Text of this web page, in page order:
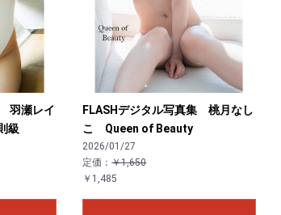
羽瀬レイ
級
FLASHデジタル写真集 桃月なし
こ Queen of Beauty
2026/01/27
定価：￥1,650
￥1,485